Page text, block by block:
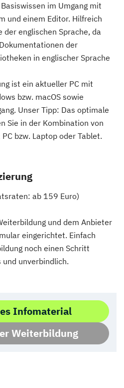
Basiswissen im Umgang mit
und einem Editor. Hilfreich
der englischen Sprache, da
der
in englischer Sprache
ist ein aktueller PC mit
bzw. macOS sowie
Unser Tipp: Das optimale
Sie in der Kombination von
bzw. Laptop oder Tablet.
ab 159 Euro)
und dem Anbieter
eingerichtet. Einfach
noch einen Schritt
unverbindlich.
Infomaterial
Weiterbildung